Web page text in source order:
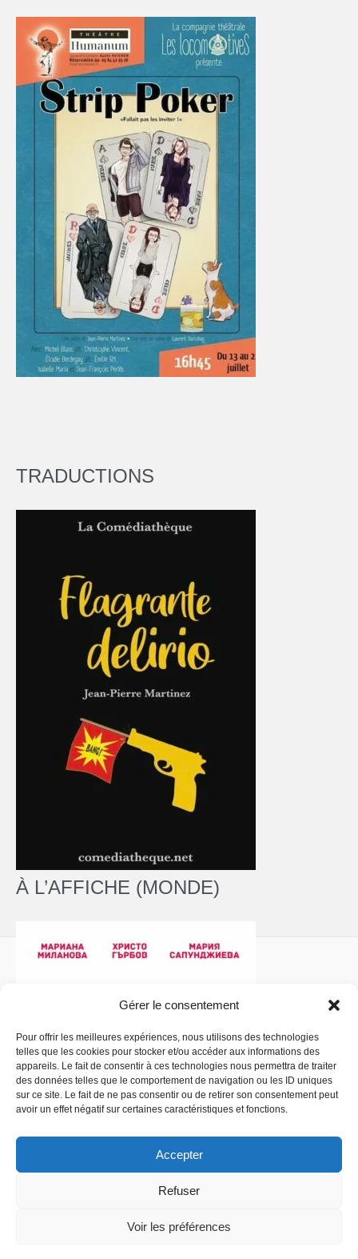
Gérer le consentement
Pour offrir les meilleures expériences, nous utilisons des technologies
telles que les cookies pour stocker et/ou accéder aux informations des
appareils. Le fait de consentir à ces technologies nous permettra de traiter
des données telles que le comportement de navigation ou les ID uniques
sur ce site. Le fait de ne pas consentir ou de retirer son consentement peut
avoir un effet négatif sur certaines caractéristiques et fonctions.
Accepter
Refuser
Voir les préférences
TRADUCTIONS
À L’AFFICHE (MONDE)
Politique de confidentialité - Copyright © 2026 La
Comédiathèque